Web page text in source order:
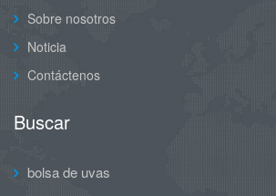
Sobre nosotros
Noticia
Contáctenos
Buscar
bolsa de uvas